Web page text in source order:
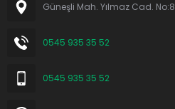
Güneşli Mah. Yılmaz Cad. No:8
0545 935 35 52
0545 935 35 52